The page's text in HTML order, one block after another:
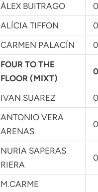
ÀLEX BUITRAGO
ALÍCIA TIFFON
CARMEN PALACÍN
FOUR TO THE
FLOOR (MIXT)
IVAN SUAREZ
ANTONIO VERA
ARENAS
NURIA SAPERAS
RIERA
M.CARME